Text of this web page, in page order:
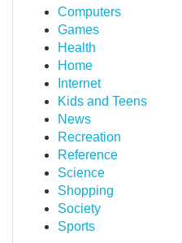
Computers
Games
Health
Home
Internet
Kids and Teens
News
Recreation
Reference
Science
Shopping
Society
Sports